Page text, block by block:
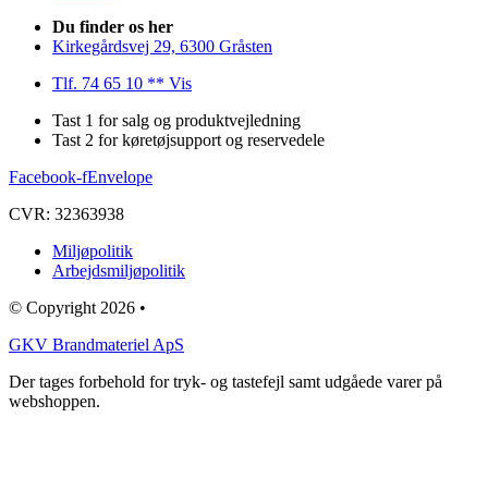
Du finder os her
Kirkegårdsvej 29, 6300 Gråsten
Tlf. 74 65 10 ** Vis
Tast 1 for salg og produktvejledning
Tast 2 for køretøjsupport og reservedele
Facebook-fEnvelope
CVR: 32363938
Miljøpolitik
Arbejdsmiljøpolitik
© Copyright 2026 •
GKV Brandmateriel ApS
Der tages forbehold for tryk- og tastefejl samt udgåede varer på
webshoppen.